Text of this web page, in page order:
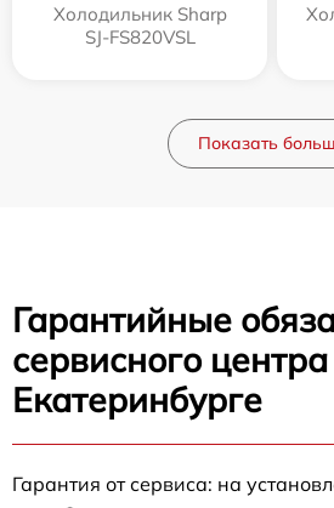
Холодильник Sharp
SJ-FS820VSL
Показать
Гарантийные
сервисного
Екатеринбурге
Гарантия от сервиса: на